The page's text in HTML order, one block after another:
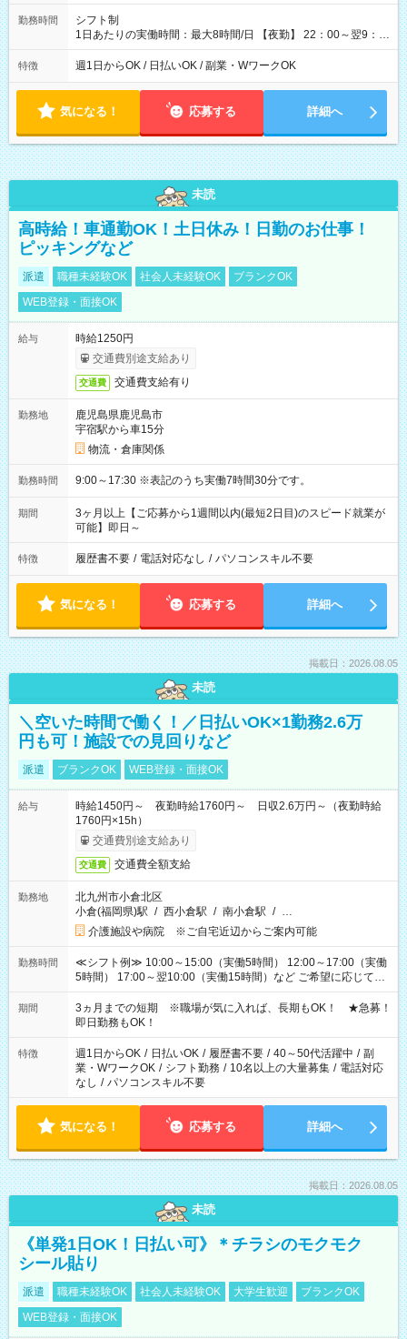
勤務時間
シフト制
1日あたりの実働時間：最大8時間/日 【夜勤】 22：00～翌9：
00 ※週1日～OK ／ 夜勤専従 ＊＊ 勤務時間例 ＊＊ ■22時か
ら翌7時 ■23時から翌8時 ■24時から翌9時 など ※上記の時間
ます。 ※曜日固定（毎週同じ曜日での勤務となります）
特徴 週1日からOK / 日払いOK / 副業・WワークOK
気になる！ 応募する 詳細へ
未読
高時給！車通勤OK！土日休み！日勤のお仕事！
ピッキングなど
派遣 職種未経験OK 社会人未経験OK
ブランクOK
WEB登録・面接OK
給与
時給1250円
交通費別途支給あり
交通費 交通費支給有り
勤務地
鹿児島県鹿児島市
宇宿駅から車15分
物流・倉庫関係
勤務時間 9:00～17:30 ※表記のうち実働7時間30分です。
期間
3ヶ月以上【ご応募から1週間以内(最短2日目)のスピード就業が
可能】即日～
特徴 履歴書不要 / 電話対応なし / パソコンスキル不要
気になる！ 応募する 詳細へ
掲載日：2026.08.05
未読
＼空いた時間で働く！／日払いOK×1勤務2.6万
円も可！施設での見回りなど
派遣 ブランクOK WEB登録・面接OK
給与
時給1450円～ 夜勤時給1760円～ 日収2.6万円～（夜勤時給
1760円×15h）
交通費別途支給あり
交通費 交通費全額支給
勤務地
北九州市小倉北区
小倉(福岡県)駅 / 西小倉駅 / 南小倉駅 / …
介護施設や病院 ※ご自宅近辺からご案内可能
勤務時間
≪シフト例≫ 10:00～15:00（実働5時間） 12:00～17:00（実働
5時間） 17:00～翌10:00（実働15時間）など ご希望に応じて、
働く時間は調整できます！ お気軽に担当へ相談ください！
期間
3ヵ月までの短期 ※職場が気に入れば、長期もOK！ ★急募！
即日勤務もOK！
特徴 週1日からOK / 日払いOK / 履歴書不要 / 40～50代活躍中 / 副
業・WワークOK / シフト勤務 / 10名以上の大量募集 / 電話対応
なし / パソコンスキル不要
気になる！ 応募する 詳細へ
掲載日：2026.08.05
未読
《単発1日OK！日払い可》＊チラシのモクモク
シール貼り
派遣 職種未経験OK 社会人未経験OK 大学生歓迎
ブランクOK
WEB登録・面接OK